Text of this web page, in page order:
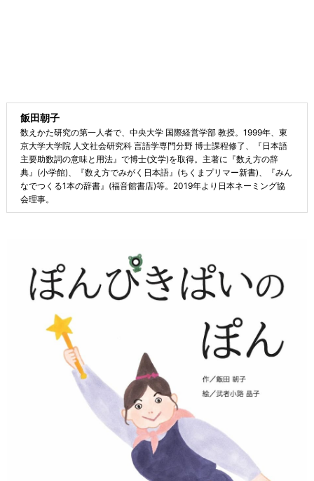
飯田朝子
数えかた研究の第一人者で、中央大学 国際経営学部 教授。1999年、東
京大学大学院 人文社会研究科 言語学専門分野 博士課程修了、『日本語
主要助数詞の意味と用法』で博士(文学)を取得。主著に『数え方の辞
典』(小学館)、『数え方でみがく日本語』(ちくまプリマー新書)、『みん
なでつくる1本の辞書』(福音館書店)等。2019年より日本ネーミング協
会理事。